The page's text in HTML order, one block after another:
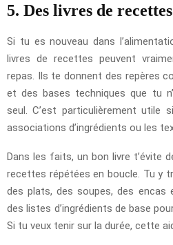
5. Des livres de recettes
Si tu es nouveau dans
livres de recettes peuvent
repas. Ils te donnent des repères
et des bases techniques que tu
seul. C’est particulièrement utile
associations d’ingrédients ou les
Dans les faits, un bon livre t’évite
recettes répétées en boucle. Tu y
des plats, des soupes, des encas
des listes d’ingrédients de base
Si tu veux tenir sur la durée, cette